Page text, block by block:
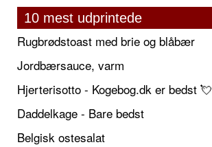
10 mest udprintede
Rugbrødstoast med brie og blåbær
Jordbærsauce, varm
Hjerterisotto - Kogebog.dk er bedst 💘
Daddelkage - Bare bedst
Belgisk ostesalat